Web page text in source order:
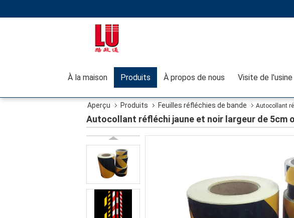
À la maison Produits À propos de nous Visite de l'usine
Aperçu Produits Feuilles réfléchies de bande Autocollant
Autocollant réfléchi jaune et noir largeur de 5cm